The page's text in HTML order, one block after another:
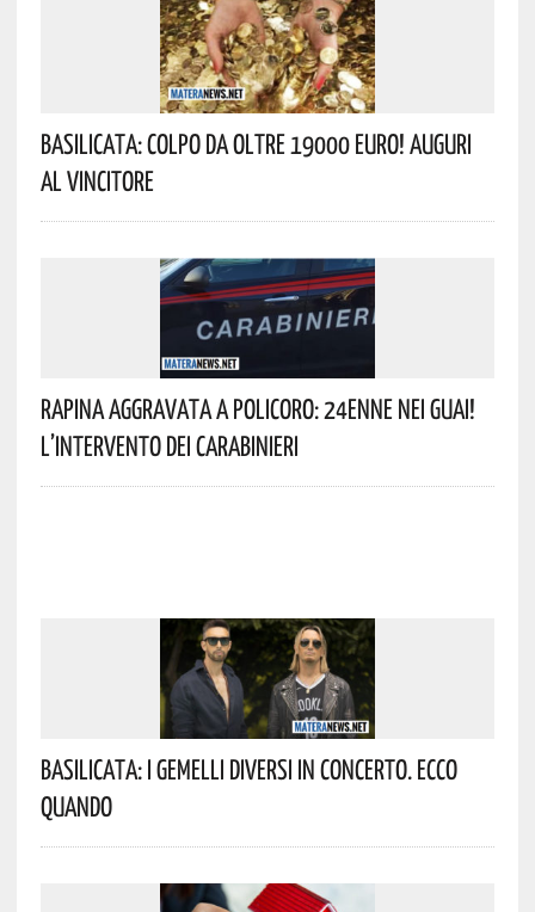
Basilicata: Colpo Da Oltre 19000 Euro! Auguri
Al Vincitore
Rapina Aggravata A Policoro: 24enne Nei Guai!
L’intervento Dei Carabinieri
Basilicata: I Gemelli DiVersi In Concerto. Ecco
Quando